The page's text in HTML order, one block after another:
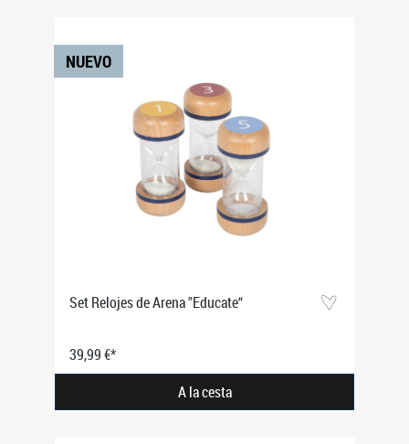
NUEVO
Set Relojes de Arena "Educate“
39,99 €*
A la cesta